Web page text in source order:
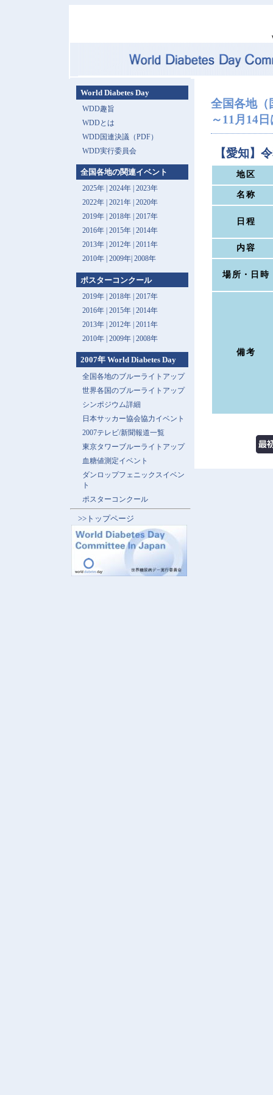
全国各地（
～11月14
【愛知】
地区
名称
日程
内容
場所・日時
備考
World Diabetes Day
WDD趣旨
WDDとは
WDD国連決議（PDF）
WDD実行委員会
全国各地の関連イベント
2025年| 2024年| 2023年
2022年| 2021年| 2020年
2019年| 2018年| 2017年
2016年| 2015年| 2014年
2013年 | 2012年| 2011年
2010年| 2009年| 2008年
ポスターコンクール
2019年 | 2018年 | 2017年
2016年 | 2015年 | 2014年
2013年 | 2012年 | 2011年
2010年 | 2009年 | 2008年
2007年 World Diabetes Day
全国各地のブルーライトアップ
世界各国のブルーライトアップ
シンポジウム詳細
日本サッカー協会協力イベント
2007テレビ/新聞報道一覧
東京タワーブルーライトアップ
血糖値測定イベント
ダンロップフェニックスイベン
ト
ポスターコンクール
>>トップページ